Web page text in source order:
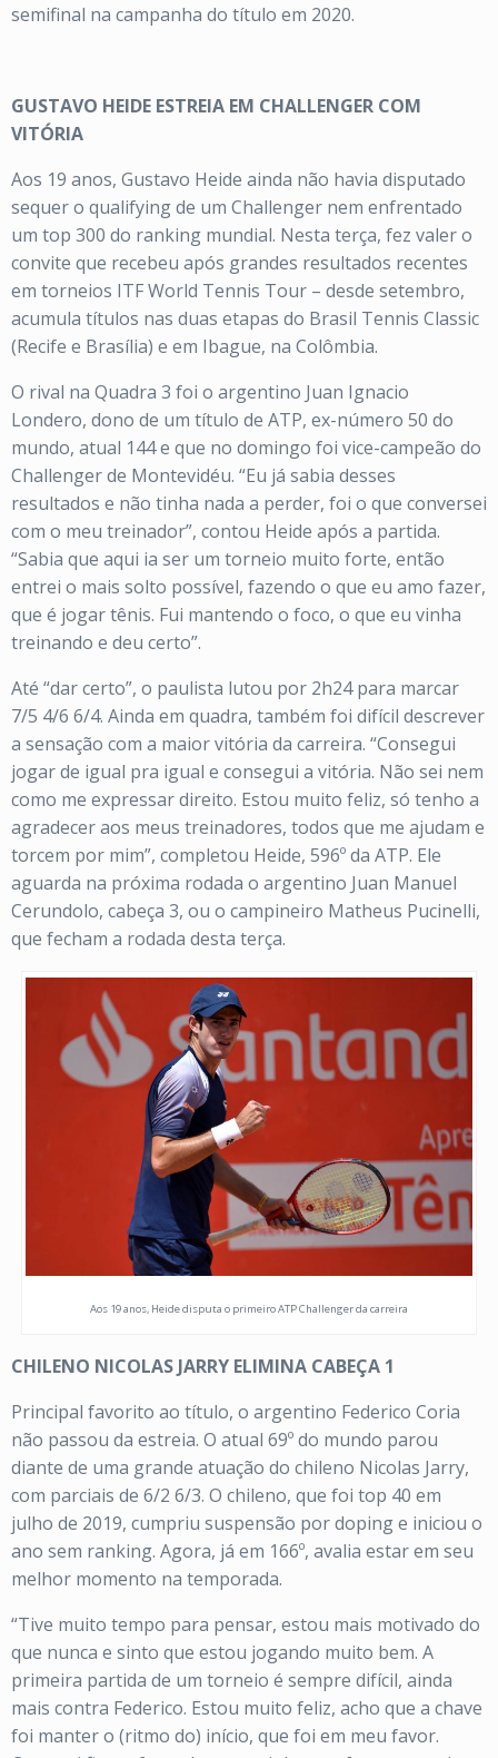
semifinal na campanha do título em 2020.
GUSTAVO HEIDE ESTREIA EM CHALLENGER COM
VITÓRIA
Aos 19 anos, Gustavo Heide ainda não havia disputado
sequer o qualifying de um Challenger nem enfrentado
um top 300 do ranking mundial. Nesta terça, fez valer o
convite que recebeu após grandes resultados recentes
em torneios ITF World Tennis Tour – desde setembro,
acumula títulos nas duas etapas do Brasil Tennis Classic
(Recife e Brasília) e em Ibague, na Colômbia.
O rival na Quadra 3 foi o argentino Juan Ignacio
Londero, dono de um título de ATP, ex-número 50 do
mundo, atual 144 e que no domingo foi vice-campeão do
Challenger de Montevidéu. “Eu já sabia desses
resultados e não tinha nada a perder, foi o que conversei
com o meu treinador”, contou Heide após a partida.
“Sabia que aqui ia ser um torneio muito forte, então
entrei o mais solto possível, fazendo o que eu amo fazer,
que é jogar tênis. Fui mantendo o foco, o que eu vinha
treinando e deu certo”.
Até “dar certo”, o paulista lutou por 2h24 para marcar
7/5 4/6 6/4. Ainda em quadra, também foi difícil descrever
a sensação com a maior vitória da carreira. “Consegui
jogar de igual pra igual e consegui a vitória. Não sei nem
como me expressar direito. Estou muito feliz, só tenho a
agradecer aos meus treinadores, todos que me ajudam e
torcem por mim”, completou Heide, 596º da ATP. Ele
aguarda na próxima rodada o argentino Juan Manuel
Cerundolo, cabeça 3, ou o campineiro Matheus Pucinelli,
que fecham a rodada desta terça.
Aos 19 anos, Heide disputa o primeiro ATP Challenger da carreira
CHILENO NICOLAS JARRY ELIMINA CABEÇA 1
Principal favorito ao título, o argentino Federico Coria
não passou da estreia. O atual 69º do mundo parou
diante de uma grande atuação do chileno Nicolas Jarry,
com parciais de 6/2 6/3. O chileno, que foi top 40 em
julho de 2019, cumpriu suspensão por doping e iniciou o
ano sem ranking. Agora, já em 166º, avalia estar em seu
melhor momento na temporada.
“Tive muito tempo para pensar, estou mais motivado do
que nunca e sinto que estou jogando muito bem. A
primeira partida de um torneio é sempre difícil, ainda
mais contra Federico. Estou muito feliz, acho que a chave
foi manter o (ritmo do) início, que foi em meu favor.